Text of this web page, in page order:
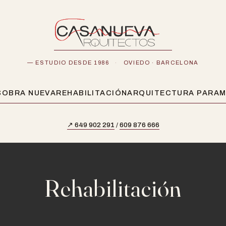
— ESTUDIO DESDE 1986 · OVIEDO · BARCELONA
OBRA NUEVAREHABILITACIÓNARQUITECTURA
↗ 649 902 291 / 609 876 666
Rehabilitación